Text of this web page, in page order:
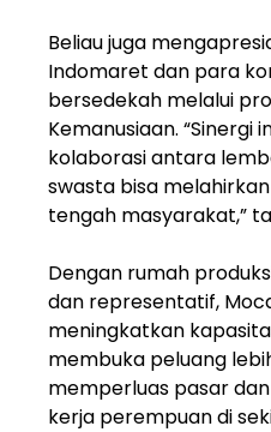
Beliau juga
Indomaret dan para
bersedekah melalui
Kemanusiaan.
kolaborasi antara
swasta bisa
tengah masyarakat,”
Dengan rumah
dan representatif,
meningkatkan
membuka peluang
memperluas pasar
kerja perempuan di